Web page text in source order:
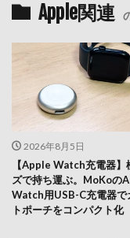
Apple関連
2026年8月5日
【Apple Watch充電器】
ズで持ち運ぶ。MoKoの
Watch用USB-C充電器で
トポーチをコンパクト化